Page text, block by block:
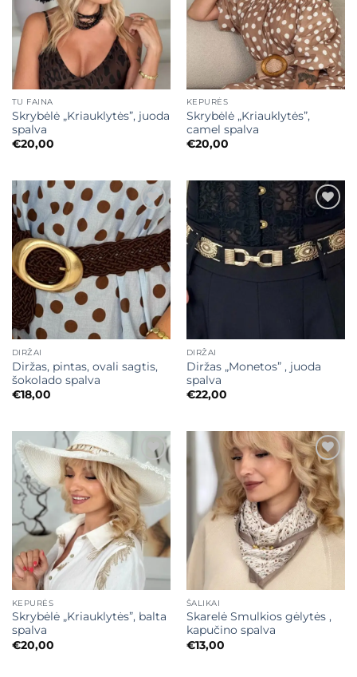
TU FAINA
Skrybėlė „Kriauklytės”, juoda
spalva
€20,00
KEPURĖS
Skrybėlė „Kriauklytės”,
camel spalva
€20,00
Mėgstamiausias
DIRŽAI
Diržas, pintas, ovali sagtis,
šokolado spalva
€18,00
Mėgstamiausias
DIRŽAI
Diržas „Monetos” , juoda
spalva
€22,00
Mėgstamiausias
KEPURĖS
Skrybėlė „Kriauklytės”, balta
spalva
€20,00
Mėgstamiausias
ŠALIKAI
Skarelė Smulkios gėlytės ,
kapučino spalva
€13,00